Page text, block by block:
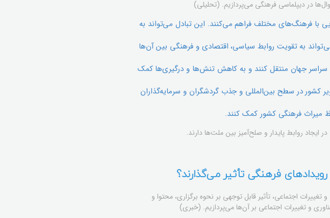
در دیپلماسی فرهنگی می‌پردازیم. (تحلیلی)
با فرهنگ‌های مختلف فراهم می‌کنند. این تبادل می‌تواند به
به تقویت روابط سیاسی، اقتصادی و فرهنگی بین آن‌ها
سراسر جهان منتقل کنند و به کاهش تنش‌ها و درگیری‌ها کمک
کشور در سطح بین‌المللی و جذب گردشگران و سرمایه‌گذاران
میراث فرهنگی کشور کمک کنند.
روابط پایدار و صلح‌آمیز بین ملت‌ها دارند.
فرهنگی تأثیر می‌گذارند؟
اجتماعی، تأثیر قابل توجهی بر نحوه برگزاری، محتوا و
و تغییرات اجتماعی بر آن‌ها می‌پردازیم. (خبری)